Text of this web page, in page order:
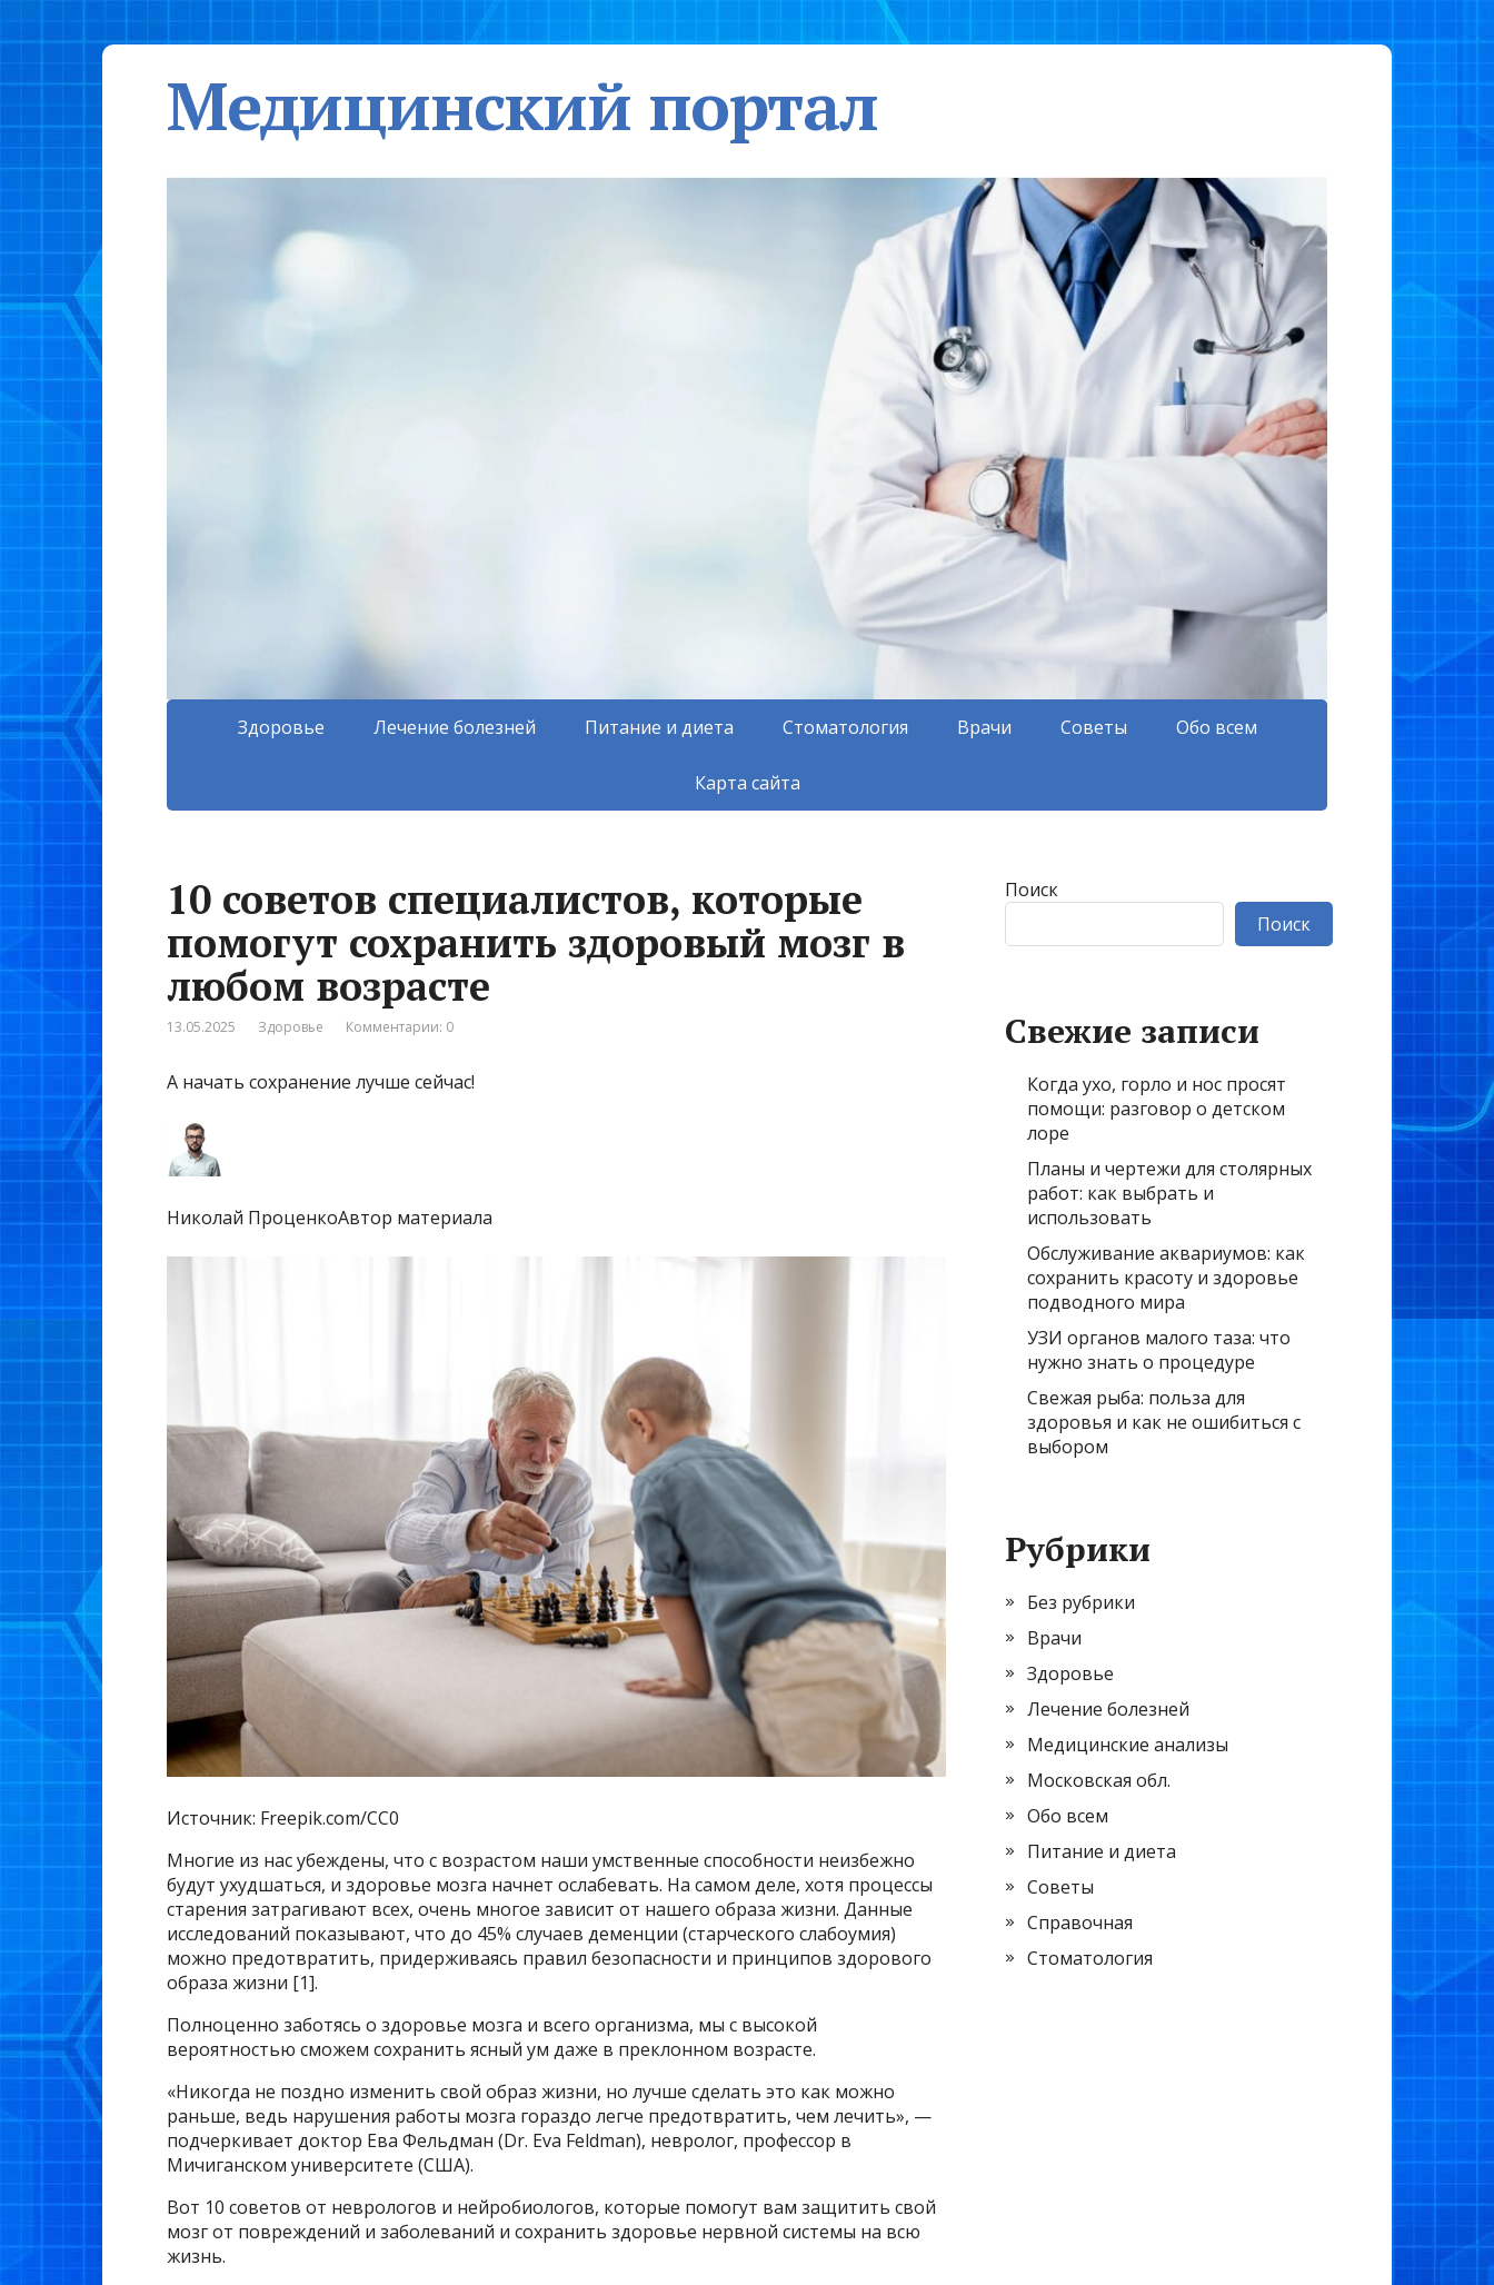
Медицинский портал
Здоровье Лечение болезней Питание и диета Стоматология Врачи Советы Обо всем
Карта сайта
10 советов специалистов, которые
помогут сохранить здоровый мозг в
любом возрасте
13.05.2025 Здоровье Комментарии: 0
А начать сохранение лучше сейчас!
Николай ПроценкоАвтор материала
Источник: Freepik.com/CC0
Многие из нас убеждены, что с возрастом наши умственные способности неизбежно
будут ухудшаться, и здоровье мозга начнет ослабевать. На самом деле, хотя процессы
старения затрагивают всех, очень многое зависит от нашего образа жизни. Данные
исследований показывают, что до 45% случаев деменции (старческого слабоумия)
можно предотвратить, придерживаясь правил безопасности и принципов здорового
образа жизни [1].
Полноценно заботясь о здоровье мозга и всего организма, мы с высокой
вероятностью сможем сохранить ясный ум даже в преклонном возрасте.
«Никогда не поздно изменить свой образ жизни, но лучше сделать это как можно
раньше, ведь нарушения работы мозга гораздо легче предотвратить, чем лечить», —
подчеркивает доктор Ева Фельдман (Dr. Eva Feldman), невролог, профессор в
Мичиганском университете (США).
Вот 10 советов от неврологов и нейробиологов, которые помогут вам защитить свой
мозг от повреждений и заболеваний и сохранить здоровье нервной системы на всю
жизнь.
Поиск
Поиск
Свежие записи
Когда ухо, горло и нос просят
помощи: разговор о детском
лоре
Планы и чертежи для столярных
работ: как выбрать и
использовать
Обслуживание аквариумов: как
сохранить красоту и здоровье
подводного мира
УЗИ органов малого таза: что
нужно знать о процедуре
Свежая рыба: польза для
здоровья и как не ошибиться с
выбором
Рубрики
Без рубрики
Врачи
Здоровье
Лечение болезней
Медицинские анализы
Московская обл.
Обо всем
Питание и диета
Советы
Справочная
Стоматология